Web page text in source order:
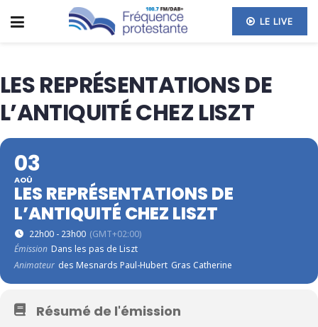
LE LIVE
LES REPRÉSENTATIONS DE
L’ANTIQUITÉ CHEZ LISZT
03
AOÛ
LES REPRÉSENTATIONS DE
L’ANTIQUITÉ CHEZ LISZT
22h00 - 23h00 (GMT+02:00)
Émission Dans les pas de Liszt
Animateur des Mesnards Paul-Hubert Gras Catherine
Résumé de l'émission